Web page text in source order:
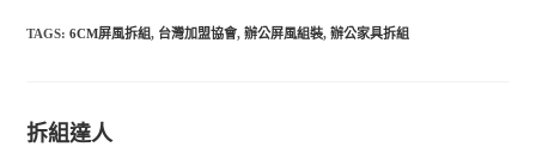
TAGS:6CM屏風拆組, 台灣加盟協會, 辦公屏風組裝, 辦公家具拆組
拆組達人